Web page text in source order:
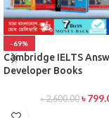
-69%
Cambridge IELTS
Developer Books
৳2,600.00 ৳